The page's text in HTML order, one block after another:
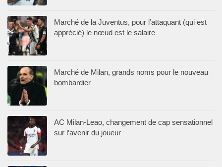
Marché de la Juventus, pour l’attaquant (qui est
apprécié) le nœud est le salaire
Marché de Milan, grands noms pour le nouveau
bombardier
AC Milan-Leao, changement de cap sensationnel
sur l’avenir du joueur